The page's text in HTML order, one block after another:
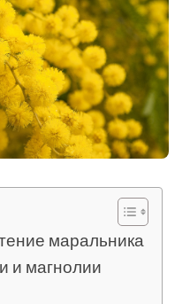
маральника
и магнолии